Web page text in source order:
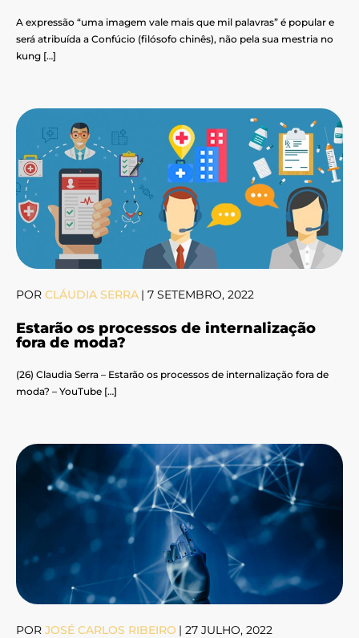
A expressão “uma imagem vale mais que mil palavras” é popular e
será atribuída a Confúcio (filósofo chinês), não pela sua mestria no
kung […]
POR CLÁUDIA SERRA | 7 SETEMBRO, 2022
Estarão os processos de internalização
fora de moda?
(26) Claudia Serra – Estarão os processos de internalização fora de
moda? – YouTube […]
POR JOSÉ CARLOS RIBEIRO | 27 JULHO, 2022